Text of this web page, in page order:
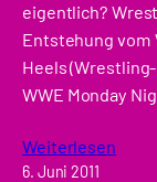
eigentlich?
Entstehung vom
Heels
WWE Monday
Weiterlesen
6. Juni 2011